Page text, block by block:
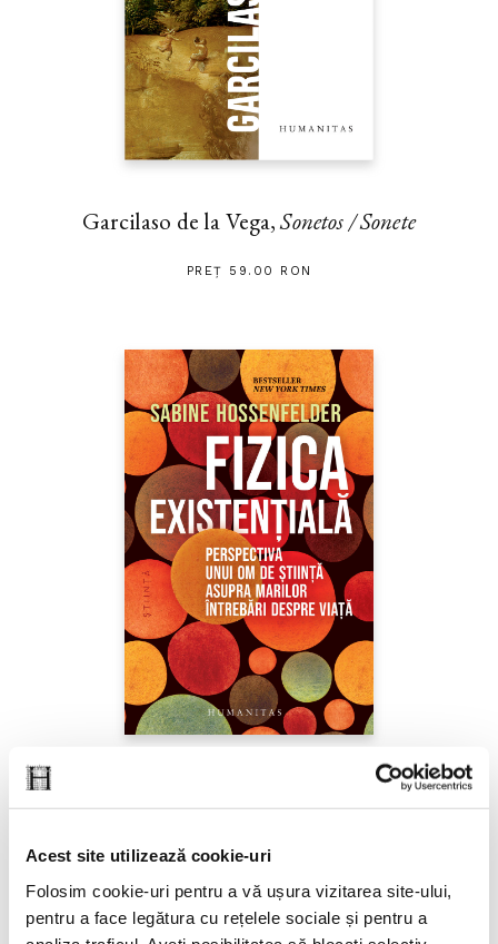
Acest site utilizează cookie-uri
Folosim cookie-uri pentru a vă ușura vizitarea site-ului,
pentru a face legătura cu rețelele sociale și pentru a
Garcilaso de la Vega,Sonetos / Sonete
PREȚ 59.00 RON
Fizica existenţială